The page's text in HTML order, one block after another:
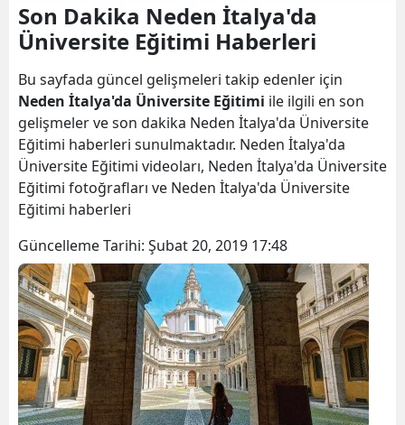
Son Dakika Neden İtalya'da
Üniversite Eğitimi Haberleri
Bu sayfada güncel gelişmeleri takip edenler için
Neden İtalya'da Üniversite Eğitimi ile ilgili en son
gelişmeler ve son dakika Neden İtalya'da Üniversite
Eğitimi haberleri sunulmaktadır. Neden İtalya'da
Üniversite Eğitimi videoları, Neden İtalya'da Üniversite
Eğitimi fotoğrafları ve Neden İtalya'da Üniversite
Eğitimi haberleri
Güncelleme Tarihi: Şubat 20, 2019 17:48